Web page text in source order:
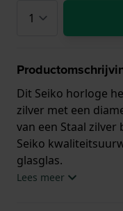
Dit Seiko horloge
zilver met een
van een Staal zilver
Seiko
glasglas.
Lees meer